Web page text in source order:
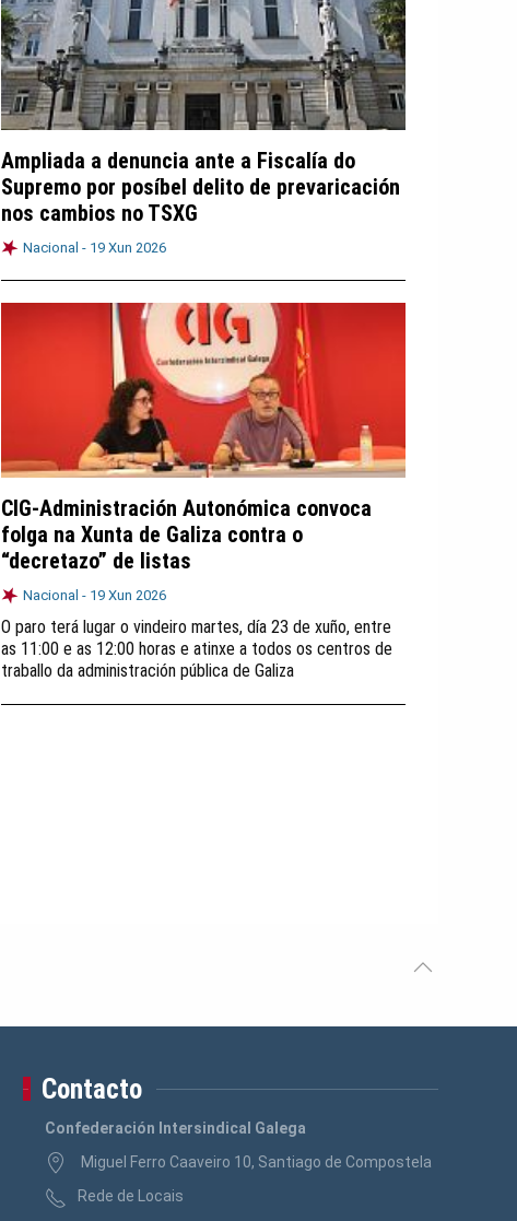
Ampliada a denuncia ante a Fiscalía do
Supremo por posíbel delito de prevaricación
nos cambios no TSXG
Nacional - 19 Xun 2026
CIG-Administración Autonómica convoca
folga na Xunta de Galiza contra o
“decretazo” de listas
Nacional - 19 Xun 2026
O paro terá lugar o vindeiro martes, día 23 de xuño, entre
as 11:00 e as 12:00 horas e atinxe a todos os centros de
traballo da administración pública de Galiza
Contacto
Confederación Intersindical Galega
Miguel Ferro Caaveiro 10, Santiago de Compostela
Rede de Locais